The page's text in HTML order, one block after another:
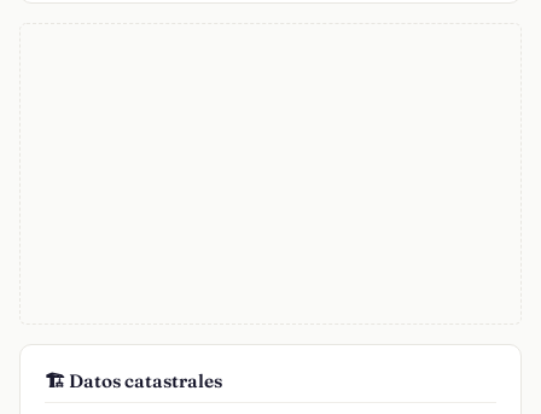
🏗️ Datos catastrales